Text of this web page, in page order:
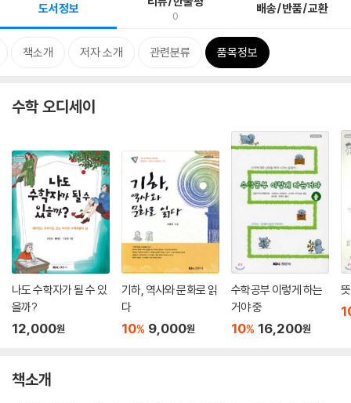
도서정보 0 배송/반품/교환
책소개 저자 소개 관련분류 품목정보
수학 오디세이
나도 수학자가 될 수 있
을까?
12,000원
기하, 역사와 문화로 읽
다
10% 9,000원
수학공부 이렇게 하는
거야 중
10% 16,200원
책소개